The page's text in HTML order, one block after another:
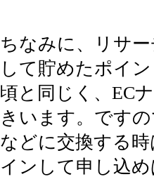
ちなみに、リサ
して貯めたポイ
頃と同じく、EC
きいます。です
などに交換する
インして申し込